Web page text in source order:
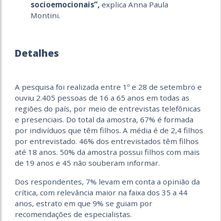
socioemocionais”, explica Anna Paula
Montini.
Detalhes
A pesquisa foi realizada entre 1º e 28 de setembro e
ouviu 2.405 pessoas de 16 a 65 anos em todas as
regiões do país, por meio de entrevistas telefônicas
e presenciais. Do total da amostra, 67% é formada
por indivíduos que têm filhos. A média é de 2,4 filhos
por entrevistado. 46% dos entrevistados têm filhos
até 18 anos. 50% da amostra possui filhos com mais
de 19 anos e 45 não souberam informar.
Dos respondentes, 7% levam em conta a opinião da
crítica, com relevância maior na faixa dos 35 a 44
anos, estrato em que 9% se guiam por
recomendações de especialistas.